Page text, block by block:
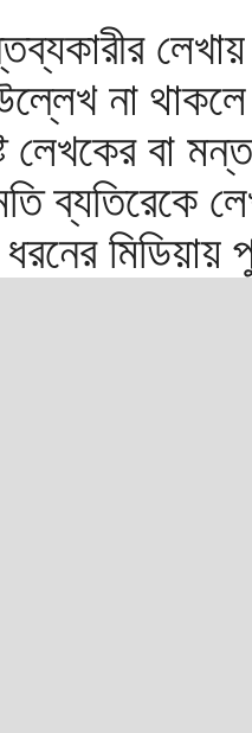
না
লেখকের বা
ব্যতিরেকে
ধরনের মিডিয়ায়